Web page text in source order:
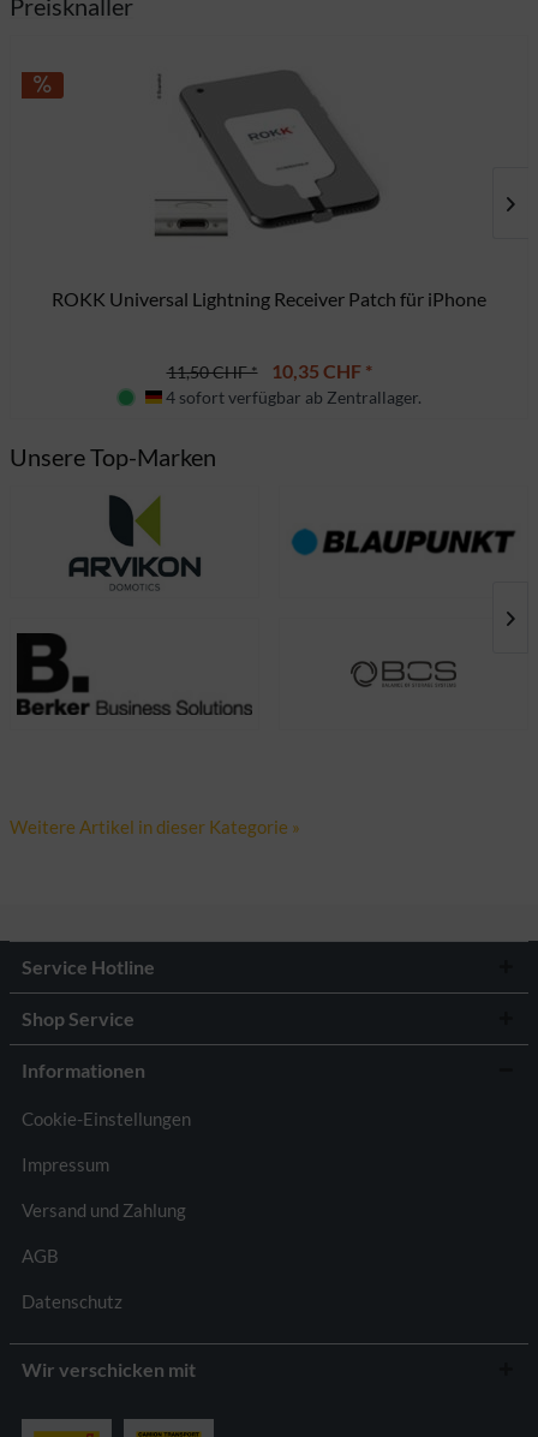
Preisknaller
ROKK Universal Lightning Receiver Patch für iPhone
11,50 CHF * 10,35 CHF *
Deutschland
4 sofort verfügbar ab Zentrallager.
Unsere Top-Marken
Weitere Artikel in dieser Kategorie »
Service Hotline
Shop Service
Informationen
Cookie-Einstellungen
Impressum
Versand und Zahlung
AGB
Datenschutz
Wir verschicken mit